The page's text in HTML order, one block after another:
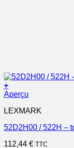
+
Aperçu
LEXMARK
52D2H00 / 522H –
112,44 € TTC